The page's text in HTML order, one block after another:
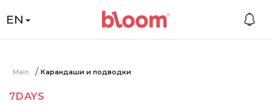
EN
Main Карандаши и подводки
7DAYS